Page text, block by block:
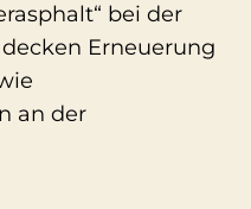
bei der
Erneuerung
an der